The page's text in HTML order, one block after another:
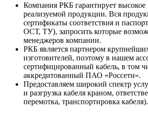
Компания РКБ гарантирует высокое
реализуемой продукции. Вся
сертификаты соответствия и
ОСТ, ТУ), запросить которые
менеджеров компании.
РКБ является партнером
изготовителей, поэтому в нашем
сертифицированный кабель, в том
аккредитованный ПАО «Россети».
Предоставляем широкий спектр
и разгрузка кабеля краном,
перемотка, транспортировка кабеля).